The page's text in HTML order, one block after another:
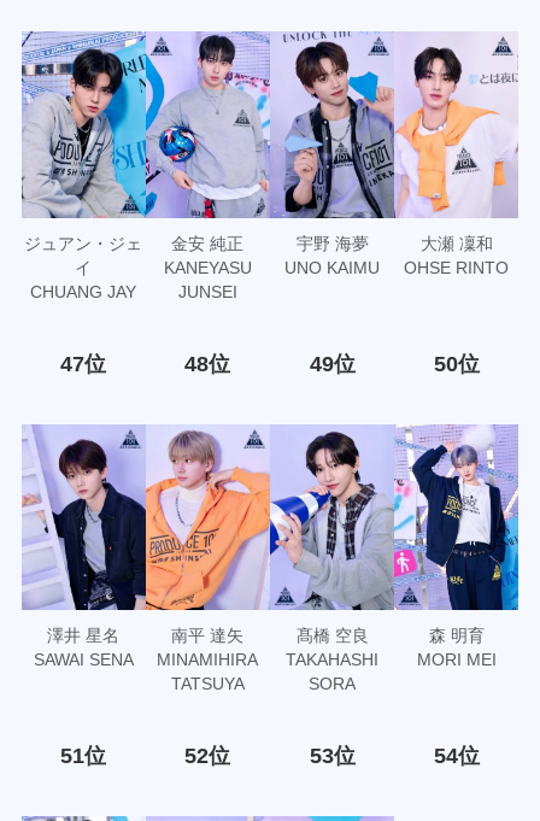
ジュアン・ジェ
イ
CHUANG JAY
金安 純正
KANEYASU
JUNSEI
宇野 海夢
UNO KAIMU
大瀬 凜和
OHSE RINTO
47位 48位 49位 50位
澤井 星名
SAWAI SENA
南平 達矢
MINAMIHIRA
TATSUYA
髙橋 空良
TAKAHASHI
SORA
森 明育
MORI MEI
51位 52位 53位 54位